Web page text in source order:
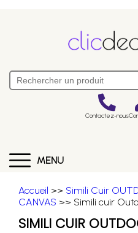
Contactez-nous
MENU
Accueil >> Simili Cuir
CANVAS >> Simili cuir
SIMILI CUIR